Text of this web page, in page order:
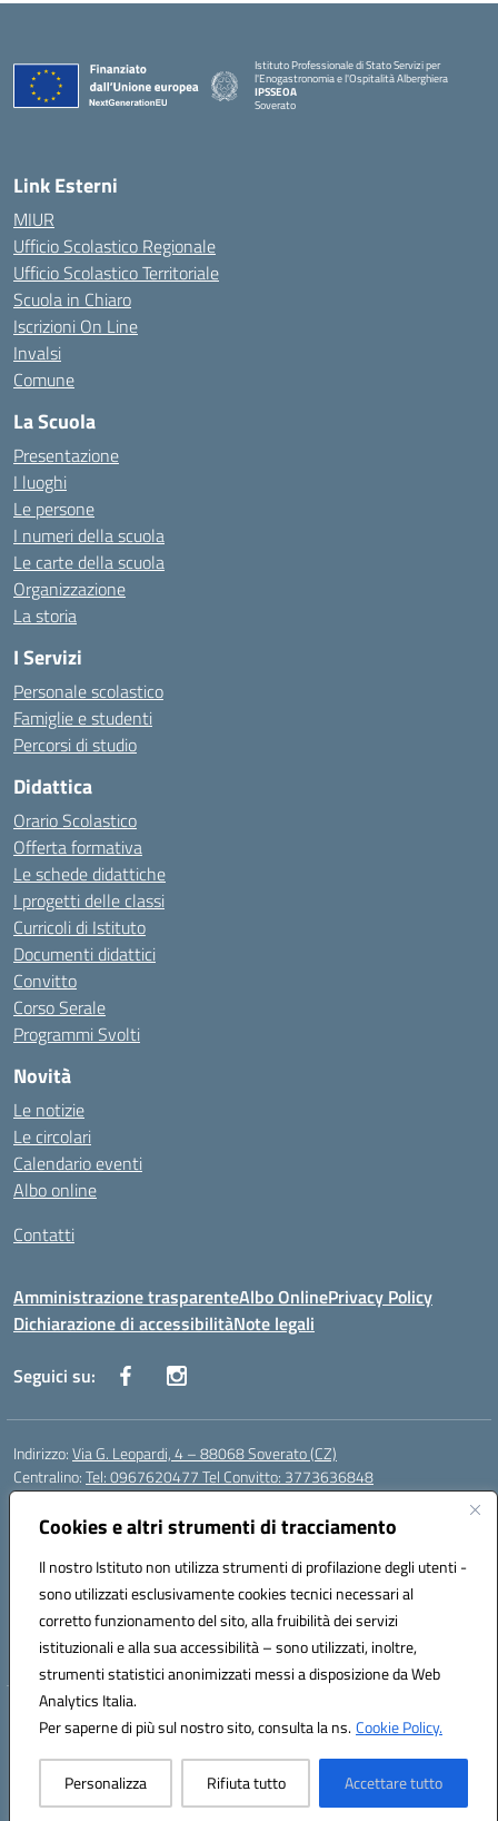
Cookies e altri strumenti di tracciamento
Il nostro Istituto non utilizza strumenti di profilazione degli utenti -
sono utilizzati esclusivamente cookies tecnici necessari al
corretto funzionamento del sito, alla fruibilità dei servizi
istituzionali e alla sua accessibilità – sono utilizzati, inoltre,
strumenti statistici anonimizzati messi a disposizione da Web
Analytics Italia.
Per saperne di più sul nostro sito, consulta la ns.Cookie Policy.
Personalizza Rifiuta tutto Accettare tutto
Istituto Professionale di Stato Servizi per
l'Enogastronomia e l'Ospitalità Alberghiera
IPSSEOA
Soverato
Link Esterni
MIUR
Ufficio Scolastico Regionale
Ufficio Scolastico Territoriale
Scuola in Chiaro
Iscrizioni On Line
Invalsi
Comune
La Scuola
Presentazione
I luoghi
Le persone
I numeri della scuola
Le carte della scuola
Organizzazione
La storia
I Servizi
Personale scolastico
Famiglie e studenti
Percorsi di studio
Didattica
Orario Scolastico
Offerta formativa
Le schede didattiche
I progetti delle classi
Curricoli di Istituto
Documenti didattici
Convitto
Corso Serale
Programmi Svolti
Novità
Le notizie
Le circolari
Calendario eventi
Albo online
Contatti
Amministrazione trasparenteAlbo OnlinePrivacy Policy
Dichiarazione di accessibilitàNote legali
Seguici su:
Indirizzo:Via G. Leopardi, 4 – 88068 Soverato (CZ)
Centralino:Tel: 0967620477 Tel Convitto: 3773636848
Email:
Posta elettronica certificata (PEC):czrh04000q@pec.istruzione.it
Codice fiscale: 84000690796
Codice meccanografico:CZRH04000Q
Codice Indice delle Pubbliche Amministrazioni (IPA): istsc_czrh04000q
Codice unico di fatturazione (CUF): UF9M13
Hosting & Powered by 3D Solution S.r.l.
Concept & Design by Designers Italia